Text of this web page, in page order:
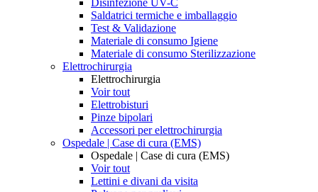
Disinfezione UV-C
Saldatrici termiche e imballaggio
Test & Validazione
Materiale di consumo Igiene
Materiale di consumo Sterilizzazione
Elettrochirurgia
Elettrochirurgia
Voir tout
Elettrobisturi
Pinze bipolari
Accessori per elettrochirurgia
Ospedale | Case di cura (EMS)
Ospedale | Case di cura (EMS)
Voir tout
Lettini e divani da visita